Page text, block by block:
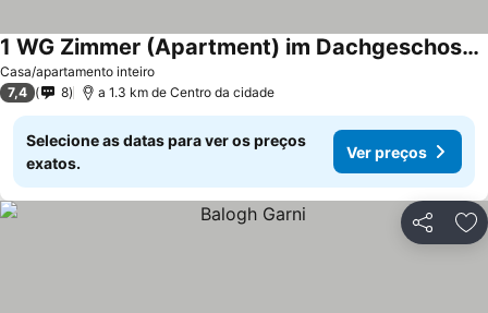
Casa/apartamento inteiro
1 WG Zimmer (Apartment) im Dachgeschoss in 70839 Gerlingen
7,4 8 a 1.3 km de Centro da cidade
Selecione as datas para ver os preços
exatos.
Ver preços
Partilhar